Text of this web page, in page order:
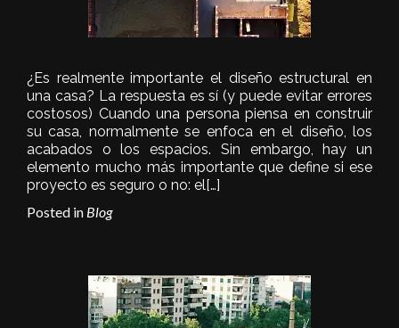
¿Es realmente importante el diseño estructural en
una casa? La respuesta es sí (y puede evitar errores
costosos) Cuando una persona piensa en construir
su casa, normalmente se enfoca en el diseño, los
acabados o los espacios. Sin embargo, hay un
elemento mucho más importante que define si ese
proyecto es seguro o no: el[…]
Posted in Blog